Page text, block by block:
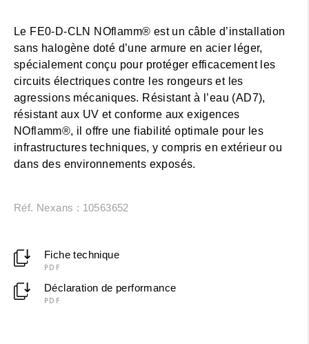
Le FE0-D-CLN NOflamm® est un câble d’installation
sans halogène doté d’une armure en acier léger,
spécialement conçu pour protéger efficacement les
circuits électriques contre les rongeurs et les
agressions mécaniques. Résistant à l’eau (AD7),
résistant aux UV et conforme aux exigences
NOflamm®, il offre une fiabilité optimale pour les
infrastructures techniques, y compris en extérieur ou
dans des environnements exposés.
Réf. Nexans : 10563652
Fiche technique
PDF
Déclaration de performance
PDF